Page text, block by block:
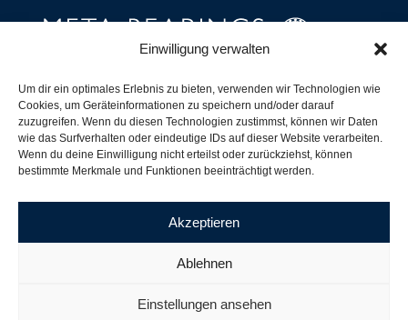
Einwilligung verwalten
Um dir ein optimales Erlebnis zu bieten, verwenden wir Technologien wie
Cookies, um Geräteinformationen zu speichern und/oder darauf
zuzugreifen. Wenn du diesen Technologien zustimmst, können wir Daten
wie das Surfverhalten oder eindeutige IDs auf dieser Website verarbeiten.
Wenn du deine Einwilligung nicht erteilst oder zurückziehst, können
bestimmte Merkmale und Funktionen beeinträchtigt werden.
Akzeptieren
Ablehnen
Einstellungen ansehen
SHOP
Produkte
Unsere Partner
Versand, Lieferung und Produktbestand
Nachsetzzeichen für Wälzlager